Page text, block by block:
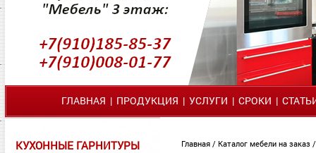
ГЛАВНАЯ | ПРОДУКЦИЯ | УСЛУГИ | СРОКИ |
КУХОННЫЕ ГАРНИТУРЫ Главная / Каталог мебели на заказ